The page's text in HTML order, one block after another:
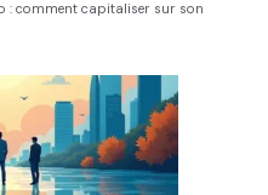
: comment capitaliser sur son